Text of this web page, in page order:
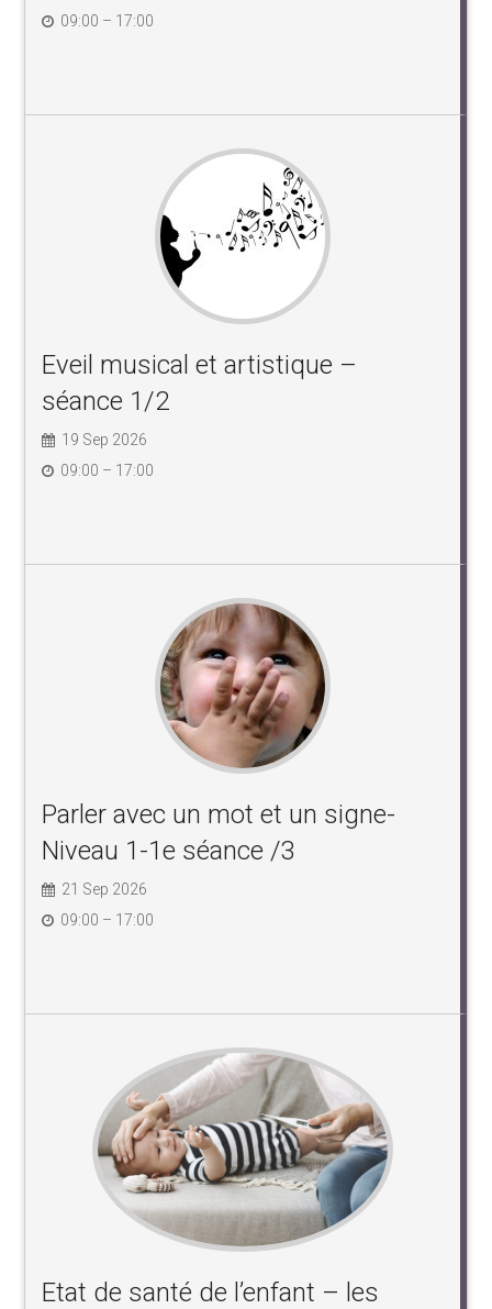
09:00 – 17:00
Eveil musical et artistique –
séance 1/2
19 Sep 2026
09:00 – 17:00
Parler avec un mot et un signe-
Niveau 1-1e séance /3
21 Sep 2026
09:00 – 17:00
Etat de santé de l’enfant – les